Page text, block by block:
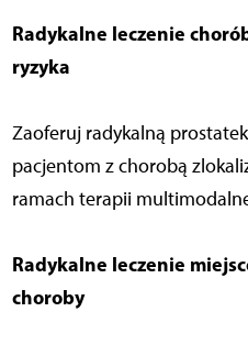
Radykalne leczenie
ryzyka
Zaoferuj radykalną
pacjentom z chorobą
ramach terapii
Radykalne leczenie
choroby